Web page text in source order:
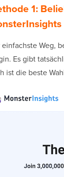
1:
einfachste Weg,
Es gibt
ist die beste